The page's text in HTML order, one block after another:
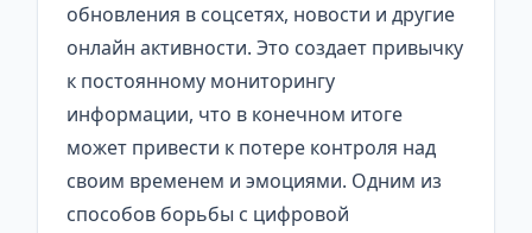
обновления в соцсетях, новости и другие
онлайн активности. Это создает привычку
к постоянному мониторингу
информации, что в конечном итоге
может привести к потере контроля над
своим временем и эмоциями. Одним из
способов борьбы с цифровой